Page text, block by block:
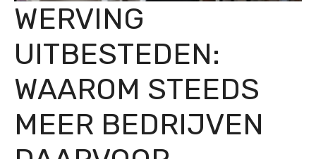
WERVING
UITBESTEDEN:
WAAROM STEEDS
MEER BEDRIJVEN